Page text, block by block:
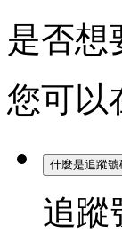
是否想
您可以
什麼是追蹤號
追蹤